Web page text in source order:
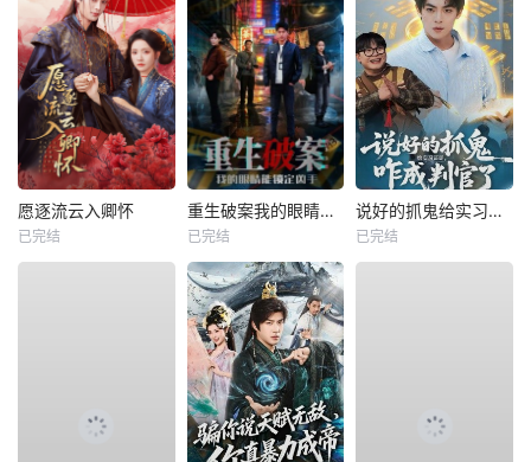
愿逐流云入卿怀
已完结
重生破案我的眼睛能锁定凶手
已完结
说好的抓鬼给实习证明，咋成判官了
已完结